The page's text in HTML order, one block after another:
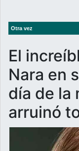
Otra vez
El
Nara en
día de la
arruinó